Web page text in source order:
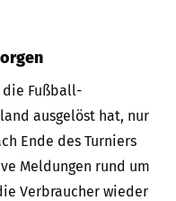
die Fußball-
ausgelöst hat, nur
Ende des Turniers
Meldungen rund um
Verbraucher wieder